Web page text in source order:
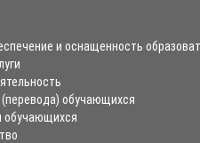
и оснащенность
обучающихся
обучающихся